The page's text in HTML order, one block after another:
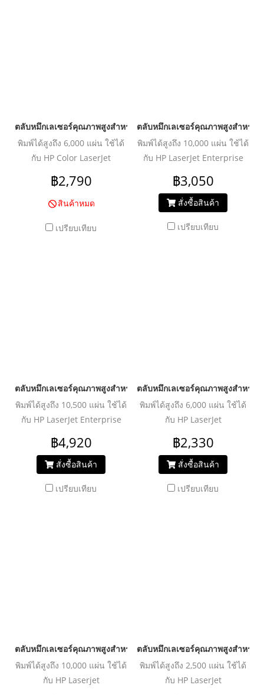
ตลับหมึกเลเซอร์คุณภาพสูงสำหรับ HP และ Canon รุ่น Q6470A
พิมพ์ได้สูงถึง 6,000 แผ่น ใช้ได้
กับ HP Color LaserJet
3600/3600dn/3600n/3800/3800dn/3800dtn
/3800n/CP3505/CP3505dn/CP3505n
/CP3505x
฿2,790
สินค้าหมด
เปรียบเทียบ
ตลับหมึกเลเซอร์คุณภาพสูงสำหรับ
พิมพ์ได้สูงถึง 10,000 แผ่น ใช้ได้
กับ HP LaserJet Enterprise
600 Printer
M601n/M601dn/M602n/
MFP/M4555f
฿3,050
สั่งซื้อสินค้า
เปรียบเทียบ
ตลับหมึกเลเซอร์คุณภาพสูงสำหรับ HP และ Canon รุ่น CF281A
พิมพ์ได้สูงถึง 10,500 แผ่น ใช้ได้
กับ HP LaserJet Enterprise
M604n/M604dn/M605n/M605dn/M605x/M605dh/M606dn/
M630dn/MFP M630f/MFP
M630h/Flow MFP
฿4,920
สั่งซื้อสินค้า
เปรียบเทียบ
ตลับหมึกเลเซอร์คุณภาพสูงสำหรับ
พิมพ์ได้สูงถึง 6,000 แผ่น ใช้ได้
กับ HP LaserJet
2400/2410/2420/
2420d/2420n/2420dn/
฿2,330
สั่งซื้อสินค้า
เปรียบเทียบ
ตลับหมึกเลเซอร์คุณภาพสูงสำหรับ HP และ Canon รุ่น CC364A
พิมพ์ได้สูงถึง 10,000 แผ่น ใช้ได้
กับ HP Laserjet
ตลับหมึกเลเซอร์คุณภาพสูงสำหรับ
พิมพ์ได้สูงถึง 2,500 แผ่น ใช้ได้
กับ HP LaserJet